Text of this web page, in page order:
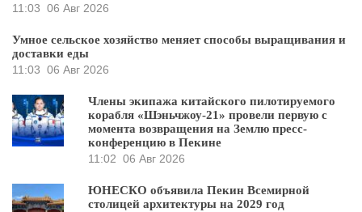
11:03 06 Авг 2026
Умное сельское хозяйство меняет способы выращивания и
доставки еды
11:03 06 Авг 2026
Члены экипажа китайского пилотируемого
корабля «Шэньчжоу-21» провели первую с
момента возвращения на Землю пресс-
конференцию в Пекине
11:02 06 Авг 2026
ЮНЕСКО объявила Пекин Всемирной
столицей архитектуры на 2029 год